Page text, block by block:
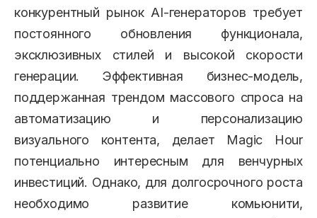
конкурентный рынок AI-генераторов требует
постоянного обновления функционала,
эксклюзивных стилей и высокой скорости
генерации. Эффективная бизнес-модель,
поддержанная трендом массового спроса на
автоматизацию и персонализацию
визуального контента, делает Magic Hour
потенциально интересным для венчурных
инвестиций. Однако, для долгосрочного роста
необходимо развитие комьюнити,